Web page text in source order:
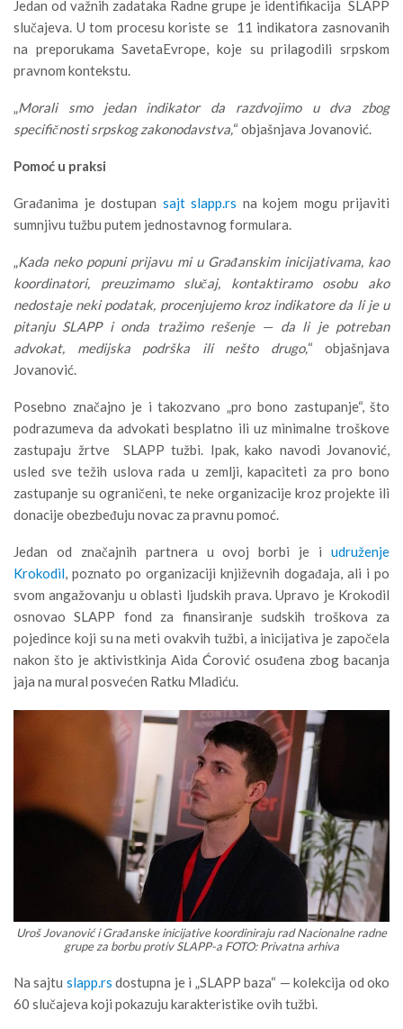
Jedan od važnih zadataka Radne grupe je identifikacija SLAPP
slučajeva. U tom procesu koriste se 11 indikatora zasnovanih
na preporukama SavetaEvrope, koje su prilagodili srpskom
pravnom kontekstu.
„Morali smo jedan indikator da razdvojimo u dva zbog
specifičnosti srpskog zakonodavstva,“ objašnjava Jovanović.
Pomoć u praksi
Građanima je dostupan sajt slapp.rs na kojem mogu prijaviti
sumnjivu tužbu putem jednostavnog formulara.
„Kada neko popuni prijavu mi u Građanskim inicijativama, kao
koordinatori, preuzimamo slučaj, kontaktiramo osobu ako
nedostaje neki podatak, procenjujemo kroz indikatore da li je u
pitanju SLAPP i onda tražimo rešenje — da li je potreban
advokat, medijska podrška ili nešto drugo,“ objašnjava
Jovanović.
Posebno značajno je i takozvano „pro bono zastupanje“, što
podrazumeva da advokati besplatno ili uz minimalne troškove
zastupaju žrtve SLAPP tužbi. Ipak, kako navodi Jovanović,
usled sve težih uslova rada u zemlji, kapaciteti za pro bono
zastupanje su ograničeni, te neke organizacije kroz projekte ili
donacije obezbeđuju novac za pravnu pomoć.
Jedan od značajnih partnera u ovoj borbi je i udruženje
Krokodil, poznato po organizaciji književnih događaja, ali i po
svom angažovanju u oblasti ljudskih prava. Upravo je Krokodil
osnovao SLAPP fond za finansiranje sudskih troškova za
pojedince koji su na meti ovakvih tužbi, a inicijativa je započela
nakon što je aktivistkinja Aida Ćorović osuđena zbog bacanja
jaja na mural posvećen Ratku Mladiću.
Uroš Jovanović i Građanske inicijative koordiniraju rad Nacionalne radne
grupe za borbu protiv SLAPP-a FOTO: Privatna arhiva
Na sajtu slapp.rs dostupna je i „SLAPP baza“ — kolekcija od oko
60 slučajeva koji pokazuju karakteristike ovih tužbi.